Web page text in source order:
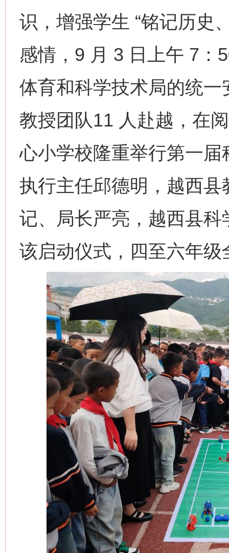
识，增强学生 “铭记历史
感情，9 月 3 日上午 7：
体育和科学技术局的统
教授团队11 人赴越，在
心小学校隆重举行第一
执行主任邱德明，越西
记、局长严亮，越西县
该启动仪式，四至六年